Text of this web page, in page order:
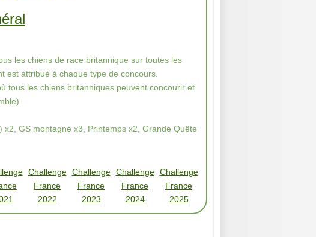
les chiens de race britannique sur toutes les
est attribué à chaque type de concours.
tous les chiens britanniques peuvent concourir et
GS montagne x3, Printemps x2, Grande Quête
Challenge
France
2022
Challenge
France
2023
Challenge
France
2024
Challenge
France
2025